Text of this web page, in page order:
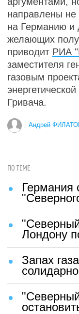
направлены не
на Германию и
желающих
приводит РИА
заместителя
газовым
Гривача.
Андрей
ПО ТЕМЕ
Германия
Лондону
Запах